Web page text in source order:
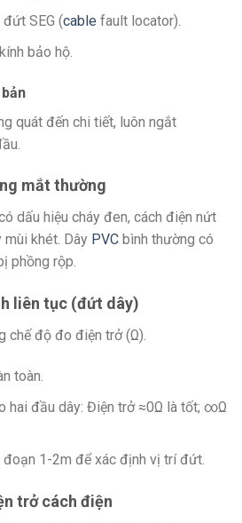
SEG (cable fault locator).
bảo hộ.
quát đến chi tiết, luôn ngắt
mắt thường
dấu hiệu cháy đen, cách điện nứt
mùi khét. Dây PVC bình thường có
phồng rộp.
liên tục (đứt dây)
chế độ đo điện trở (Ω).
toàn.
hai đầu dây: Điện trở ≈0Ω là tốt; ∞Ω
1-2m để xác định vị trí đứt.
trở cách điện